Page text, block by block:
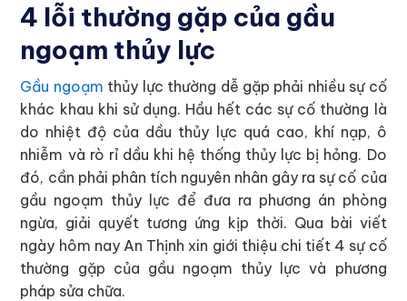
4 lỗi thường gặp của gầu
ngoạm thủy lực
Gầu ngoạm thủy lực thường dễ gặp phải nhiều sự cố
khác khau khi sử dụng. Hầu hết các sự cố thường là
do nhiệt độ của dầu thủy lực quá cao, khí nạp, ô
nhiễm và rò rỉ dầu khi hệ thống thủy lực bị hỏng. Do
đó, cần phải phân tích nguyên nhân gây ra sự cố của
gầu ngoạm thủy lực để đưa ra phương án phòng
ngừa, giải quyết tương ứng kịp thời. Qua bài viết
ngày hôm nay An Thịnh xin giới thiệu chi tiết 4 sự cố
thường gặp của gầu ngoạm thủy lực và phương
pháp sửa chữa.